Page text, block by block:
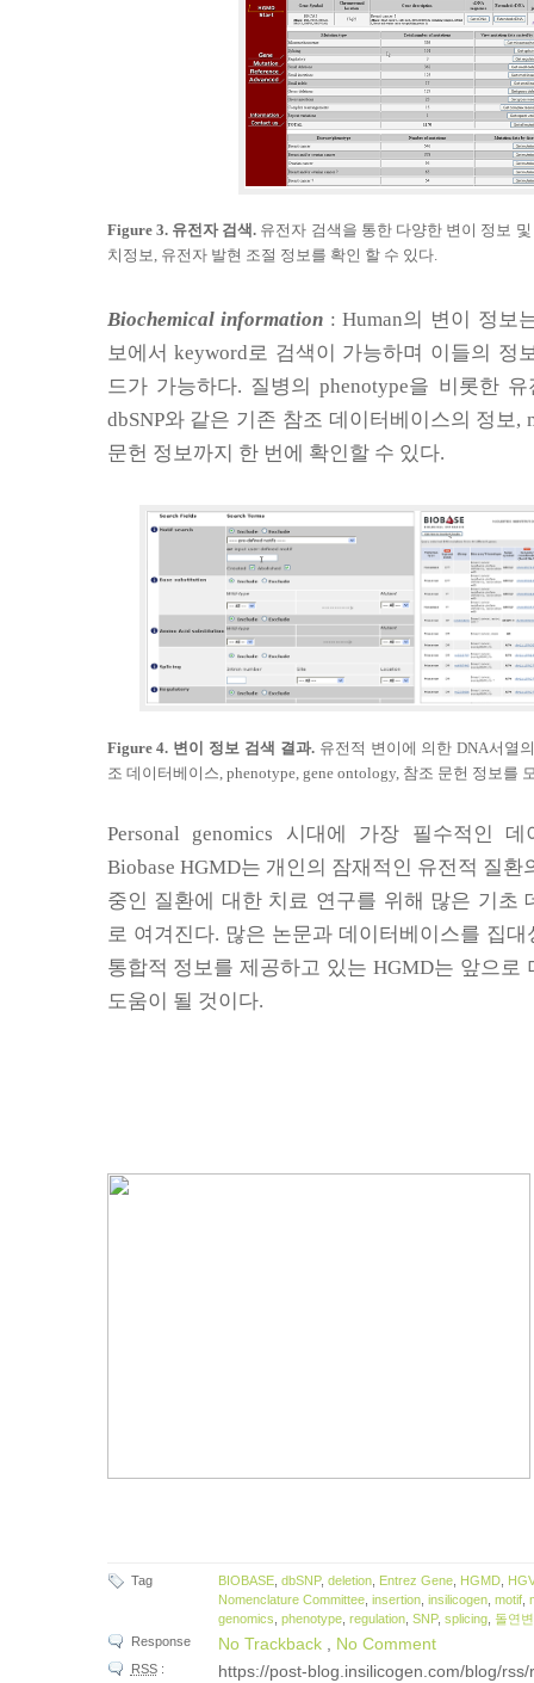
Figure 3. 유전자 검색. 유전자 검색을 통한 다양한 변이 정보
치정보, 유전자 발현 조절 정보를 확인 할 수 있다.
Biochemical information : Human의 변이 정보
보에서 keyword로 검색이 가능하며 이들의 정
드가 가능하다. 질병의 phenotype을 비롯한
dbSNP와 같은 기존 참조 데이터베이스의 정보,
문헌 정보까지 한 번에 확인할 수 있다.
Figure 4. 변이 정보 검색 결과. 유전적 변이에 의한 DNA서열
조 데이터베이스 , phenotype, gene ontology, 참조 문헌 정보를
Personal genomics 시대에 가장 필수적인 데
Biobase HGMD는 개인의 잠재적인 유전적 질환
중인 질환에 대한 치료 연구를 위해 많은 기초
로 여겨진다. 많은 논문과 데이터베이스를 집
통합적 정보를 제공하고 있는 HGMD는 앞으로
도움이 될 것이다.
Tag BIOBASE ,dbSNP,deletion Entrez Gene HGMD
Nomenclature Committee ,insertion ,insilicogen ,motif ,
genomics ,phenotype ,regulation ,SNP,splicing 돌연
Response
No Trackback No Comment
RSS: https://post-blog.insilicogen.com/blog/